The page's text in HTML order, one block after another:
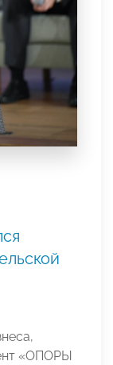
«ОПОРЫ